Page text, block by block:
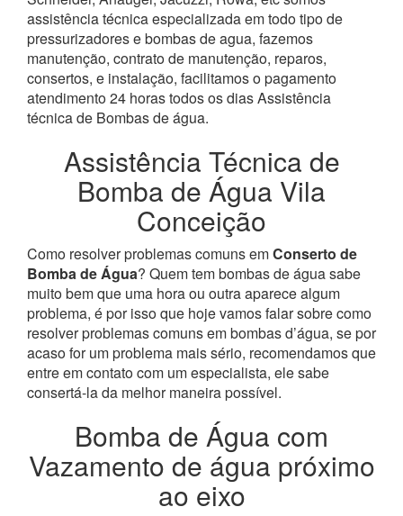
assistência técnica especializada em todo tipo de
pressurizadores e bombas de agua, fazemos
manutenção, contrato de manutenção, reparos,
consertos, e instalação, facilitamos o pagamento
atendimento 24 horas todos os dias Assistência
técnica de Bombas de água.
Assistência Técnica de
Bomba de Água Vila
Conceição
Como resolver problemas comuns emConserto de
Bomba de Água? Quem tem bombas de água sabe
muito bem que uma hora ou outra aparece algum
problema, é por isso que hoje vamos falar sobre como
resolver problemas comuns em bombas d’água, se por
acaso for um problema mais sério, recomendamos que
entre em contato com um especialista, ele sabe
consertá-la da melhor maneira possível.
Bomba de Água com
Vazamento de água próximo
ao eixo